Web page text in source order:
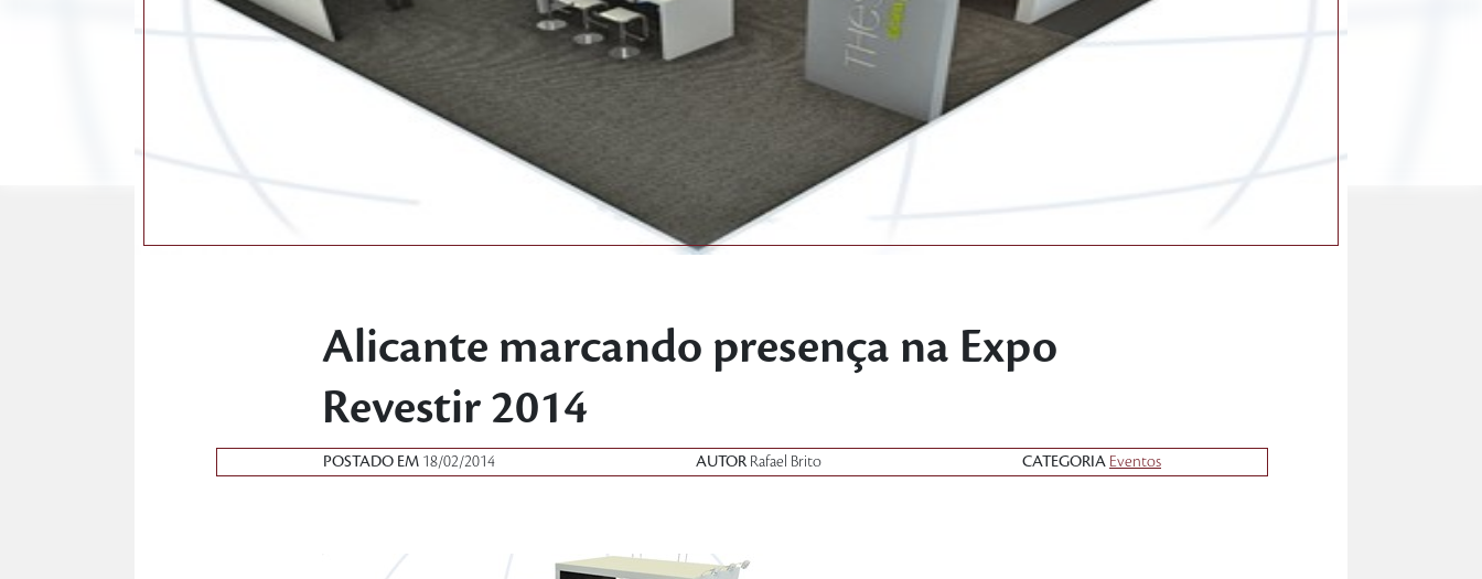
Alicante marcando presença na Expo
Revestir 2014
POSTADO EM 18/02/2014 AUTOR Rafael Brito CATEGORIA Eventos